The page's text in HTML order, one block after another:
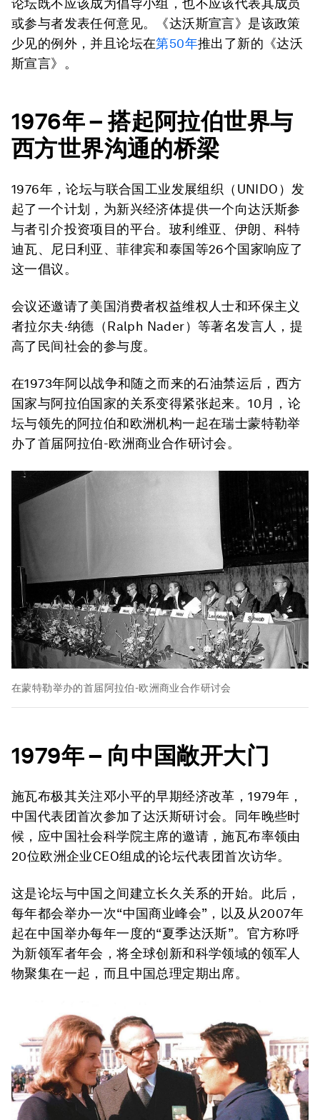
论坛既不应该成为倡导小组，也不应该代表其成员
或参与者发表任何意见。《达沃斯宣言》是该政策
少见的例外，并且论坛在第50年推出了新的《达沃
斯宣言》。
1976年–搭起阿拉伯世界与
西方世界沟通的桥梁
1976年，论坛与联合国工业发展组织（UNIDO）发
起了一个计划，为新兴经济体提供一个向达沃斯参
与者引介投资项目的平台。玻利维亚、伊朗、科特
迪瓦、尼日利亚、菲律宾和泰国等26个国家响应了
这一倡议。
会议还邀请了美国消费者权益维权人士和环保主义
者拉尔夫·纳德（Ralph Nader）等著名发言人，提
高了民间社会的参与度。
在1973年阿以战争和随之而来的石油禁运后，西方
国家与阿拉伯国家的关系变得紧张起来。10月，论
坛与领先的阿拉伯和欧洲机构一起在瑞士蒙特勒举
办了首届阿拉伯-欧洲商业合作研讨会。
在蒙特勒举办的首届阿拉伯-欧洲商业合作研讨会
1979年– 向中国敞开大门
施瓦布极其关注邓小平的早期经济改革，1979年，
中国代表团首次参加了达沃斯研讨会。同年晚些时
候，应中国社会科学院主席的邀请，施瓦布率领由
20位欧洲企业CEO组成的论坛代表团首次访华。
这是论坛与中国之间建立长久关系的开始。此后，
每年都会举办一次“中国商业峰会”，以及从2007年
起在中国举办每年一度的“夏季达沃斯”。官方称呼
为新领军者年会，将全球创新和科学领域的领军人
物聚集在一起，而且中国总理定期出席。